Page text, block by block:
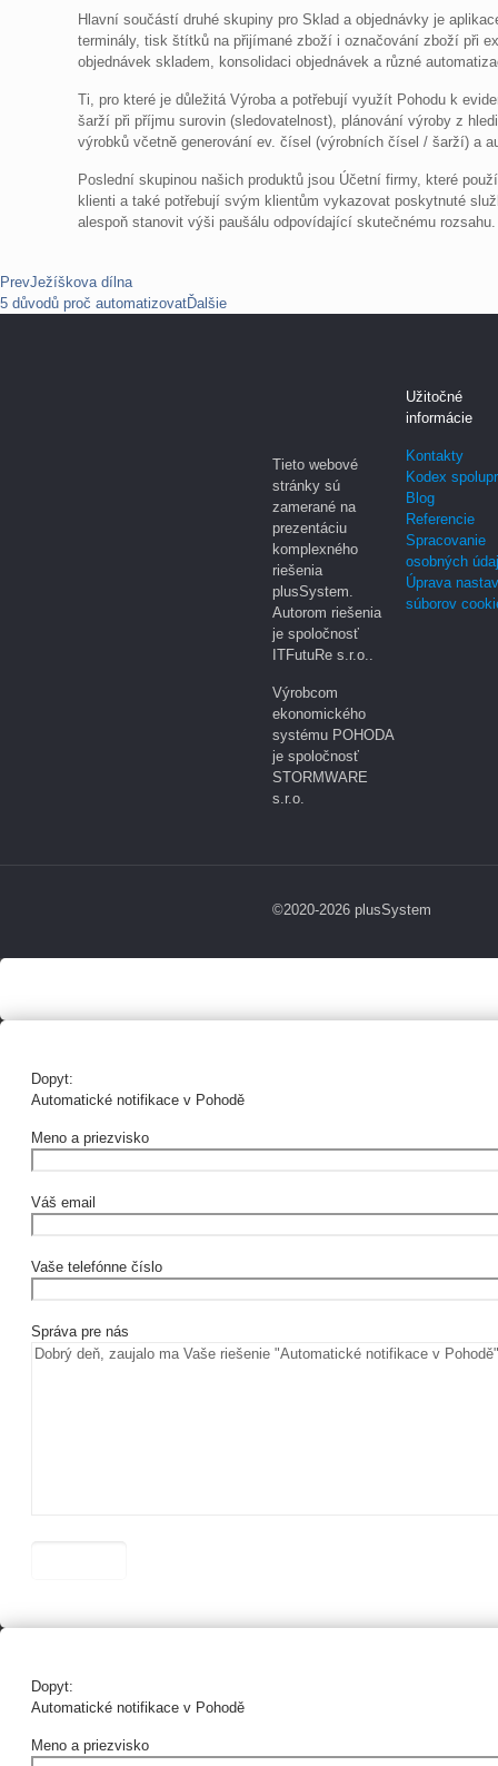
Hlavní součástí druhé skupiny pro Sklad a objednávky je
terminály, tisk štítků na přijímané zboží i označování zboží při
objednávek skladem, konsolidaci objednávek a různé
Ti, pro které je důležitá Výroba a potřebují využít Pohodu k
šarží při příjmu surovin (sledovatelnost), plánování výroby z
výrobků včetně generování ev. čísel (výrobních čísel / šarží) a
Poslední skupinou našich produktů jsou Účetní firmy, které
klienti a také potřebují svým klientům vykazovat poskytnuté
alespoň stanovit výši paušálu odpovídající skutečnému rozsahu.
PrevJežíškova dílna
5 důvodů proč automatizovatĎalšie
Tieto webové
stránky sú
zamerané na
prezentáciu
komplexného
riešenia
plusSystem.
Autorom riešenia
je spoločnosť
ITFutuRe s.r.o..
Výrobcom
ekonomického
systému POHODA
je spoločnosť
STORMWARE
s.r.o.
Užitočné
informácie
Kontakty
Kodex
Blog
Referencie
Spracovanie
osobných
Úprava
súborov
©2020-2026 plusSystem
Dopyt:
Automatické notifikace v Pohodě
Meno a priezvisko
Váš email
Vaše telefónne číslo
Správa pre nás
Dopyt:
Automatické notifikace v Pohodě
Meno a priezvisko